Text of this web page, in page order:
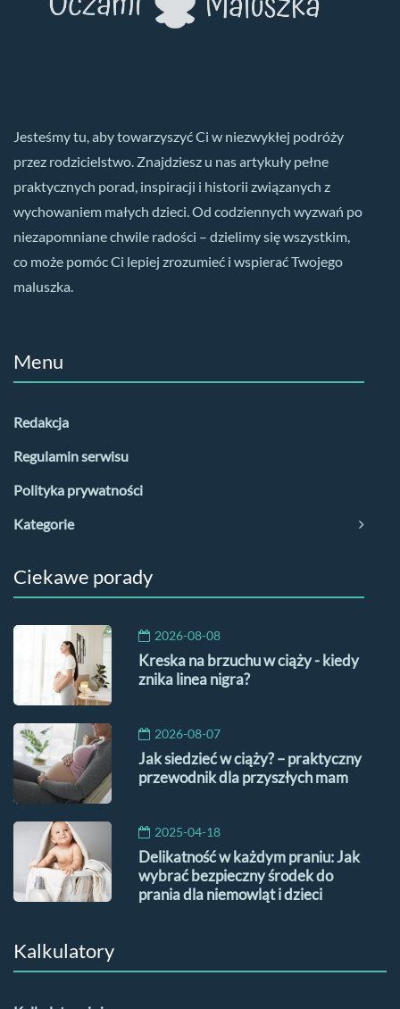
Jesteśmy tu, aby towarzyszyć Ci w niezwykłej podróży
przez rodzicielstwo. Znajdziesz u nas artykuły pełne
praktycznych porad, inspiracji i historii związanych z
wychowaniem małych dzieci. Od codziennych wyzwań po
niezapomniane chwile radości – dzielimy się wszystkim,
co może pomóc Ci lepiej zrozumieć i wspierać Twojego
maluszka.
Menu
Redakcja
Regulamin serwisu
Polityka prywatności
Kategorie
Ciekawe porady
2026-08-08
Kreska na brzuchu w ciąży - kiedy
znika linea nigra?
2026-08-07
Jak siedzieć w ciąży? – praktyczny
przewodnik dla przyszłych mam
2025-04-18
Delikatność w każdym praniu: Jak
wybrać bezpieczny środek do
prania dla niemowląt i dzieci
Kalkulatory